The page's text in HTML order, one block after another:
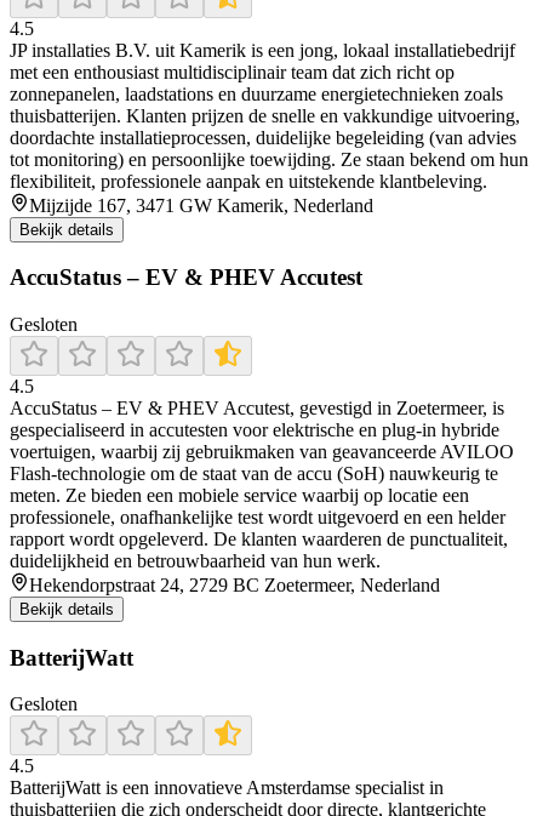
4.5
JP installaties B.V. uit Kamerik is een jong, lokaal installatiebedrijf
met een enthousiast multidisciplinair team dat zich richt op
zonnepanelen, laadstations en duurzame energietechnieken zoals
thuisbatterijen. Klanten prijzen de snelle en vakkundige uitvoering,
doordachte installatieprocessen, duidelijke begeleiding (van advies
tot monitoring) en persoonlijke toewijding. Ze staan bekend om hun
flexibiliteit, professionele aanpak en uitstekende klantbeleving.
Mijzijde 167, 3471 GW Kamerik, Nederland
Bekijk details
AccuStatus – EV & PHEV Accutest
Gesloten
4.5
AccuStatus – EV & PHEV Accutest, gevestigd in Zoetermeer, is
gespecialiseerd in accutesten voor elektrische en plug‑in hybride
voertuigen, waarbij zij gebruikmaken van geavanceerde AVILOO
Flash‑technologie om de staat van de accu (SoH) nauwkeurig te
meten. Ze bieden een mobiele service waarbij op locatie een
professionele, onafhankelijke test wordt uitgevoerd en een helder
rapport wordt opgeleverd. De klanten waarderen de punctualiteit,
duidelijkheid en betrouwbaarheid van hun werk.
Hekendorpstraat 24, 2729 BC Zoetermeer, Nederland
Bekijk details
BatterijWatt
Gesloten
4.5
BatterijWatt is een innovatieve Amsterdamse specialist in
thuisbatterijen die zich onderscheidt door directe, klantgerichte